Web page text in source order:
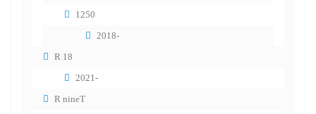
1250
2018-
R 18
2021-
R nineT